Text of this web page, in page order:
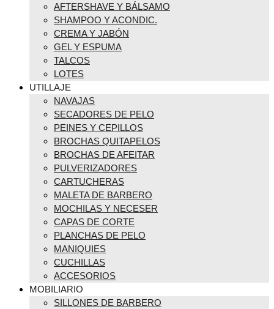
AFTERSHAVE Y BÁLSAMO
SHAMPOO Y ACONDIC.
CREMA Y JABÓN
GEL Y ESPUMA
TALCOS
LOTES
UTILLAJE
NAVAJAS
SECADORES DE PELO
PEINES Y CEPILLOS
BROCHAS QUITAPELOS
BROCHAS DE AFEITAR
PULVERIZADORES
CARTUCHERAS
MALETA DE BARBERO
MOCHILAS Y NECESER
CAPAS DE CORTE
PLANCHAS DE PELO
MANIQUIES
CUCHILLAS
ACCESORIOS
MOBILIARIO
SILLONES DE BARBERO